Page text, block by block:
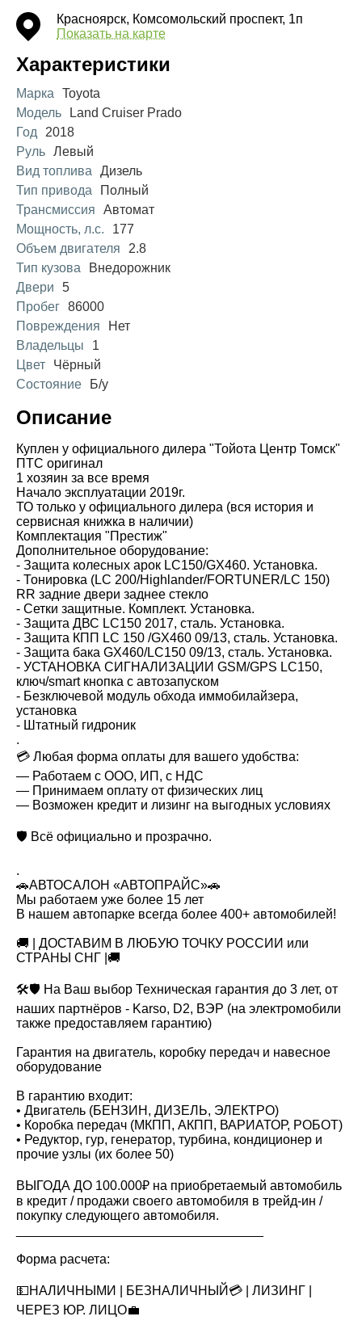
Красноярск, Комсомольский проспект, 1п
Показать на карте
Характеристики
Марка
Toyota
Модель
Land Cruiser Prado
Год
2018
Руль Левый
Вид топлива
Дизель
Тип привода
Полный
Трансмиссия
Автомат
Мощность, л.с.
177
Объем двигателя
2.8
Тип кузова
Внедорожник
Двери
5
Пробег 86000
Повреждения
Нет
Владельцы
1
Цвет
Чёрный
Состояние
Б/у
Описание
Куплен у официального дилера "Тойота Центр Томск"
ПТС оригинал
1 хозяин за все время
Начало эксплуатации 2019г.
ТО только у официального дилера (вся история и
сервисная книжка в наличии)
Комплектация "Престиж"
Дополнительное оборудование:
- Защита колесных арок LC150/GX460. Установка.
- Тонировка (LC 200/Highlander/FORTUNER/LC 150)
RR задние двери заднее стекло
- Сетки защитные. Комплект. Установка.
- Защита ДВС LC150 2017, сталь. Установка.
- Защита КПП LC 150 /GX460 09/13, сталь. Установка.
- Защита бака GX460/LC150 09/13, сталь. Установка.
- УСТАНОВКА СИГНАЛИЗАЦИИ GSM/GPS LC150,
ключ/smart кнопка с автозапуском
- Безключевой модуль обхода иммобилайзера,
установка
- Штатный гидроник
.
💳 Любая форма оплаты для вашего удобства:
— Работаем с ООО, ИП, с НДС
— Принимаем оплату от физических лиц
— Возможен кредит и лизинг на выгодных условиях
🛡 Всё официально и прозрачно.
.
🚗АВТОСАЛОН «АВТОПРАЙС»🚗
Мы работаем уже более 15 лет
В нашем автопарке всегда более 400+ автомобилей!
🚚 | ДОСТАВИМ В ЛЮБУЮ ТОЧКУ РОССИИ или
СТРАНЫ СНГ |🚚
🛠🛡️ На Ваш выбор Техническая гарантия до 3 лет, от
наших партнёров - Karso, D2, ВЭР (на электромобили
также предоставляем гарантию)
Гарантия на двигатель, коробку передач и навесное
оборудование
В гарантию входит:
•⁠ ⁠Двигатель (БЕНЗИН, ДИЗЕЛЬ, ЭЛЕКТРО)
•⁠ ⁠Коробка передач (МКПП, АКПП, ВАРИАТОР, РОБОТ)
•⁠ ⁠Редуктор, гур, генератор, турбина, кондиционер и
прочие узлы (их более 50)
ВЫГОДА ДО 100.000₽ на приобретаемый автомобиль
в кредит / продажи своего автомобиля в трейд-ин /
покупку следующего автомобиля.
Форма расчета:
💵НАЛИЧНЫМИ | БЕЗНАЛИЧНЫЙ💳 | ЛИЗИНГ |
ЧЕРЕЗ ЮР. ЛИЦО💼